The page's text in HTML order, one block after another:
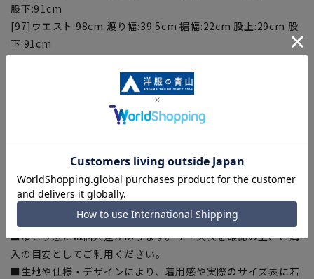
股下:91cm
[97]ウエスト:98cm 渡り幅:39.5cm 裾幅:22cm 股上:29cm 股
下:91cm
■こちらの商品はご購入時またはご購入後の裾上げが必要な商
品となります。裾上げテープは当サイトでご購入いただけま
【商品に関するご注意】
■商品画像はサンプルのため、色味やサイズ等の仕様に変更が
ある場合がございますので、予めご了承ください。
■ゆとり感には個人差があります。サイズ表を確認の上、ご購
入の目安としてご利用ください。
■生地や仕様・デザインにより、着用感や実際のサイズ表に若